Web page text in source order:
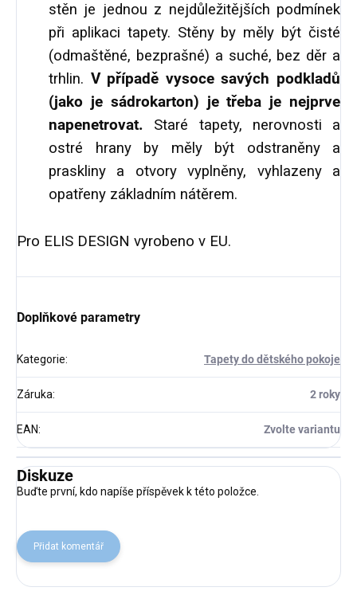
stěn je jednou z nejdůležitějších podmínek
při aplikaci tapety. Stěny by měly být čisté
(odmaštěné, bezprašné) a suché, bez děr a
trhlin. V případě vysoce savých podkladů
(jako je sádrokarton) je třeba je nejprve
napenetrovat. Staré tapety, nerovnosti a
ostré hrany by měly být odstraněny a
praskliny a otvory vyplněny, vyhlazeny a
opatřeny základním nátěrem.
Pro ELIS DESIGN vyrobeno v EU.
Doplňkové parametry
Kategorie: Tapety do dětského pokoje
Záruka: 2 roky
EAN: Zvolte variantu
Diskuze
Buďte první, kdo napíše příspěvek k této položce.
Přidat komentář